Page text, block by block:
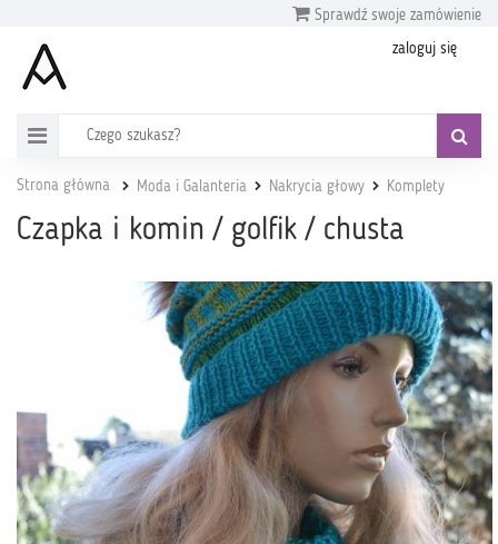
Sprawdź swoje zamówienie
zaloguj się
Strona główna Moda i Galanteria Nakrycia głowy Komplety
Czapka i komin / golfik / chusta